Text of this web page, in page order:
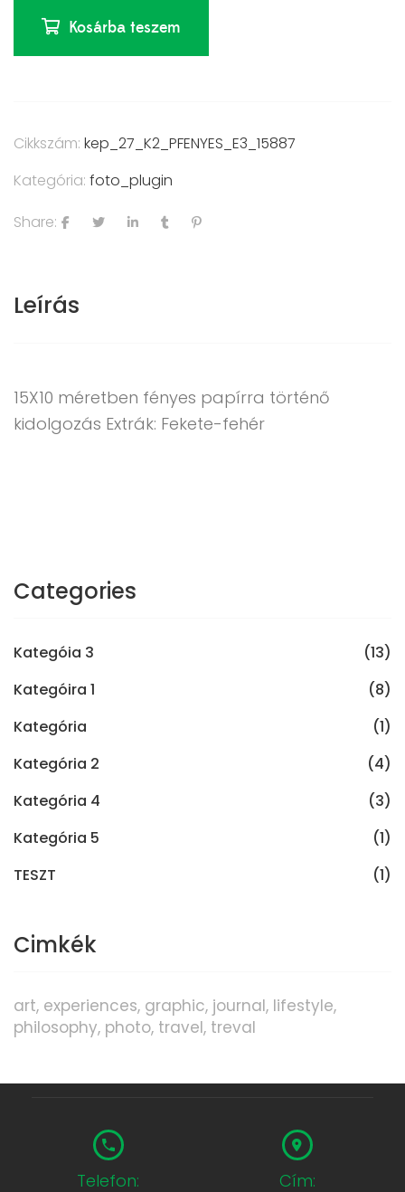
Kosárba teszem
Cikkszám: kep_27_K2_PFENYES_E3_15887
Kategória: foto_plugin
Share:
Leírás
15X10 méretben fényes papírra történő
kidolgozás Extrák: Fekete-fehér
Categories
Kategóia 3
(13)
Kategóira 1
(8)
Kategória
(1)
Kategória 2
(4)
Kategória 4
(3)
Kategória 5
(1)
TESZT
(1)
Cimkék
art experiences graphic journal lifestyle
philosophy photo travel treval
Telefon: Cím: